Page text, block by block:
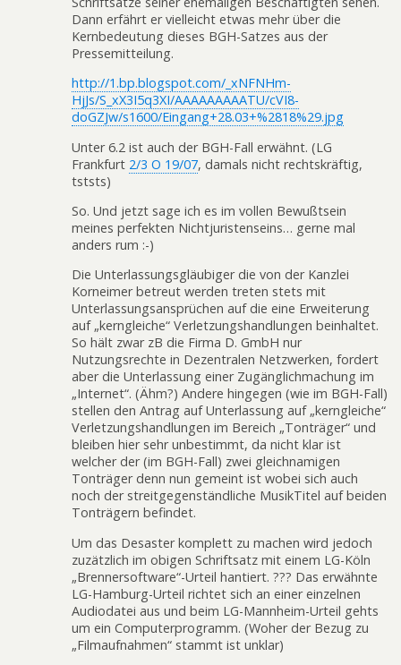
Dann erfährt er vielleicht etwas mehr über die
Kernbedeutung dieses BGH-Satzes aus der
Pressemitteilung.
http://1.bp.blogspot.com/_xNFNHm-
HjJs/S_xX3I5q3XI/AAAAAAAAATU/cVI8-
doGZJw/s1600/Eingang+28.03+%2818%29.jpg
Unter 6.2 ist auch der BGH-Fall erwähnt. (LG
Frankfurt 2/3 O 19/07, damals nicht rechtskräftig,
tststs)
So. Und jetzt sage ich es im vollen Bewußtsein
meines perfekten Nichtjuristenseins… gerne mal
anders rum :-)
Die Unterlassungsgläubiger die von der Kanzlei
Korneimer betreut werden treten stets mit
Unterlassungsansprüchen auf die eine Erweiterung
auf „kerngleiche“ Verletzungshandlungen beinhaltet.
So hält zwar zB die Firma D. GmbH nur
Nutzungsrechte in Dezentralen Netzwerken, fordert
aber die Unterlassung einer Zugänglichmachung im
„Internet“. (Ähm?) Andere hingegen (wie im BGH-Fall)
stellen den Antrag auf Unterlassung auf „kerngleiche“
Verletzungshandlungen im Bereich „Tonträger“ und
bleiben hier sehr unbestimmt, da nicht klar ist
welcher der (im BGH-Fall) zwei gleichnamigen
Tonträger denn nun gemeint ist wobei sich auch
noch der streitgegenständliche MusikTitel auf beiden
Tonträgern befindet.
Um das Desaster komplett zu machen wird jedoch
zuzätzlich im obigen Schriftsatz mit einem LG-Köln
„Brennersoftware“-Urteil hantiert. ??? Das erwähnte
LG-Hamburg-Urteil richtet sich an einer einzelnen
Audiodatei aus und beim LG-Mannheim-Urteil gehts
um ein Computerprogramm. (Woher der Bezug zu
„Filmaufnahmen“ stammt ist unklar)